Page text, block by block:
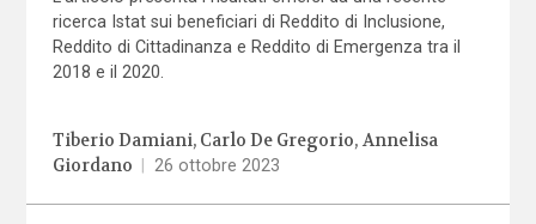
ricerca Istat sui beneficiari di Reddito di Inclusione,
Reddito di Cittadinanza e Reddito di Emergenza tra il
2018 e il 2020.
Tiberio Damiani Carlo De Gregorio Annelisa
Giordano
26 ottobre 2023